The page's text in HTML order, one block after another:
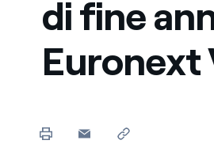
energia pulita
Raccontiamo la storia dell'elettricità in
di fine
Euronext